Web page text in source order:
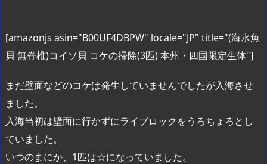
[amazonjs asin="B00UF4DBPW" locale="JP" title="(海水魚
貝 無脊椎)コイソ貝 コケの掃除(3匹) 本州・四国限定生体"]
まだ壁面などのコケは発生していませんでしたが入海させ
ました。
入海当初は壁面に行かずにライブロックをうろちょろとし
ていました。
いつのまにか、1匹は☆になっていました。